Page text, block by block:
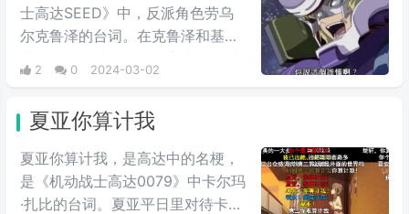
士高达SEED》中，反派角色劳乌
尔克鲁泽的台词。在克鲁泽和基拉
进行最终对峙的时候，高‌‌‌‌‌‌‌‌达seed中
大反派反驳主角嘴炮攻击时的用
鲜感。经常会在一些冗长难懂的台
词之后，有人引用这句话来进行吐
槽。
2 0 2024-03-02
夏亚你算计我
夏亚你算计我，是高达中的名梗，
是《机动战士高达0079》中卡尔玛
·扎比的台词。夏亚平日里对待卡尔